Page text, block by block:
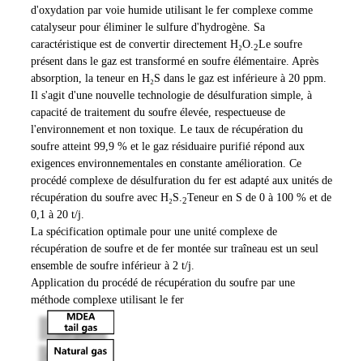
d'oxydation par voie humide utilisant le fer complexe comme
catalyseur pour éliminer le sulfure d'hydrogène. Sa
caractéristique est de convertir directement H₂O.2Le soufre
présent dans le gaz est transformé en soufre élémentaire. Après
absorption, la teneur en H₂S dans le gaz est inférieure à 20 ppm.
Il s'agit d'une nouvelle technologie de désulfuration simple, à
capacité de traitement du soufre élevée, respectueuse de
l'environnement et non toxique. Le taux de récupération du
soufre atteint 99,9 % et le gaz résiduaire purifié répond aux
exigences environnementales en constante amélioration. Ce
procédé complexe de désulfuration du fer est adapté aux unités de
récupération du soufre avec H₂S.2Teneur en S de 0 à 100 % et de
0,1 à 20 t/j.
La spécification optimale pour une unité complexe de
récupération de soufre et de fer montée sur traîneau est un seul
ensemble de soufre inférieur à 2 t/j.
Application du procédé de récupération du soufre par une
méthode complexe utilisant le fer